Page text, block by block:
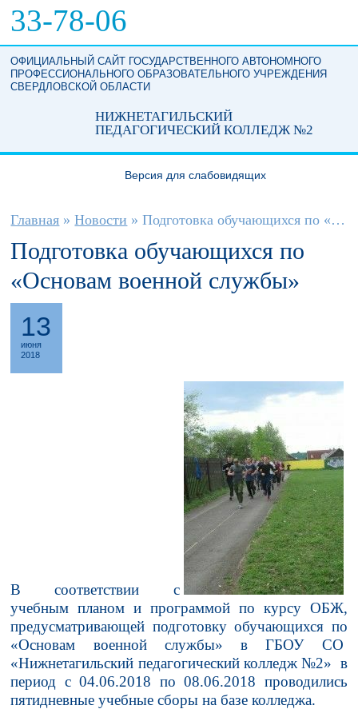
33-78-06
ОФИЦИАЛЬНЫЙ САЙТ ГОСУДАРСТВЕННОГО АВТОНОМНОГО
ПРОФЕССИОНАЛЬНОГО ОБРАЗОВАТЕЛЬНОГО УЧРЕЖДЕНИЯ
СВЕРДЛОВСКОЙ ОБЛАСТИ
НИЖНЕТАГИЛЬСКИЙ
ПЕДАГОГИЧЕСКИЙ КОЛЛЕДЖ №2
Версия для слабовидящих
Вы здесь
Главная » Новости » Подготовка обучающихся по «Основам...
Подготовка обучающихся по
«Основам военной службы»
13
июня
2018
В соответствии с
учебным планом и программой по курсу ОБЖ,
предусматривающей подготовку обучающихся по
«Основам военной службы» в ГБОУ СО
«Нижнетагильский педагогический колледж №2» в
период с 04.06.2018 по 08.06.2018 проводились
пятидневные учебные сборы на базе колледжа.